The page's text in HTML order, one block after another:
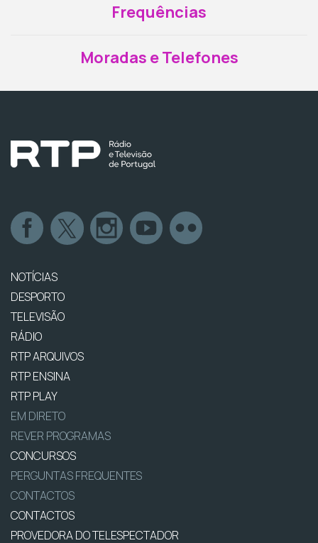
Frequências
Moradas e Telefones
NOTÍCIAS
DESPORTO
TELEVISÃO
RÁDIO
RTP ARQUIVOS
RTP ENSINA
RTP PLAY
EM DIRETO
REVER PROGRAMAS
CONCURSOS
PERGUNTAS FREQUENTES
CONTACTOS
CONTACTOS
PROVEDORA DO TELESPECTADOR